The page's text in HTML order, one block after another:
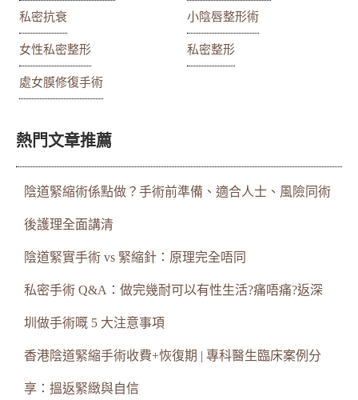
私密抗衰 小陰唇整形術
女性私密整形 私密整形
處女膜修復手術
熱門文章推薦
陰道緊縮術係點做？手術前準備、適合人士、風險同術
後護理全面講清
陰道緊實手術 vs 緊縮針：原理完全唔同
私密手術 Q&A：做完幾耐可以有性生活?痛唔痛?返深
圳做手術嘅 5 大注意事項
香港陰道緊縮手術收費+恢復期 | 專科醫生臨床案例分
享：搵返緊緻與自信